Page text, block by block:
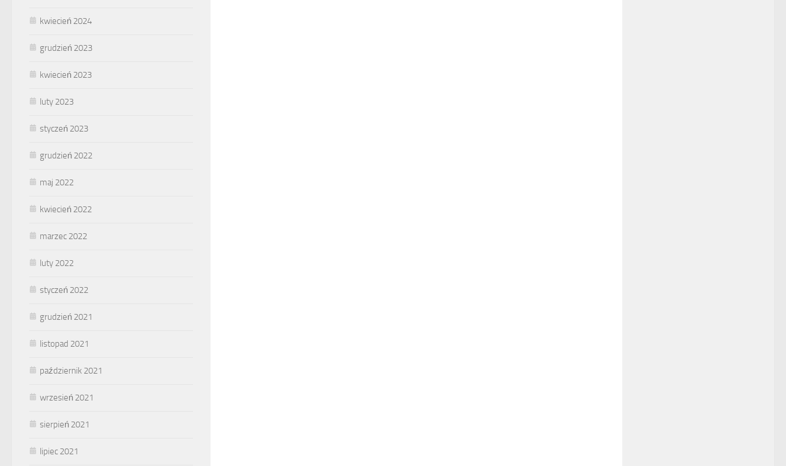
kwiecień 2024
grudzień 2023
kwiecień 2023
luty 2023
styczeń 2023
grudzień 2022
maj 2022
kwiecień 2022
marzec 2022
luty 2022
styczeń 2022
grudzień 2021
listopad 2021
październik 2021
wrzesień 2021
sierpień 2021
lipiec 2021